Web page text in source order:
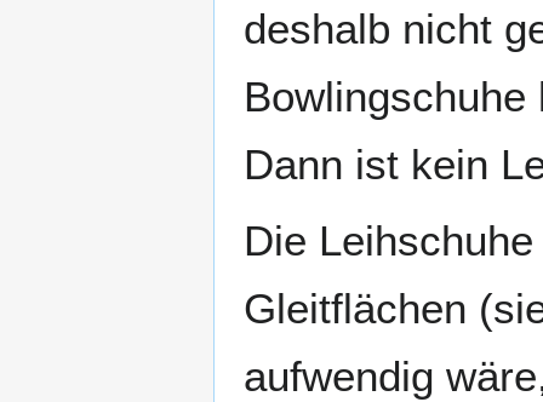
deshalb nicht
Dann ist kein
Die
Gleitflächen
aufwendig